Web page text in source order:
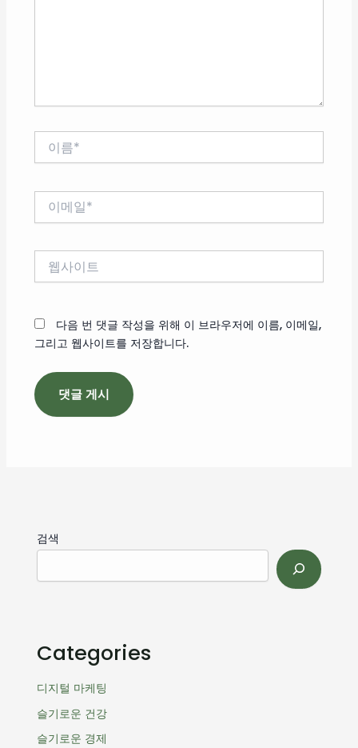
다음 번 댓글 작성을 위해 이 브라우저에 이름, 이메일,
그리고 웹사이트를 저장합니다.
검색
Categories
디지털 마케팅
슬기로운 건강
슬기로운 경제